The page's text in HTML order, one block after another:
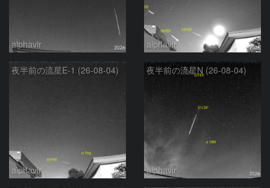
alphavir alphavir
夜半前の流星E-1 (26-08-04)
alphavir
夜半前の流星N (26-08-04)
alphavir